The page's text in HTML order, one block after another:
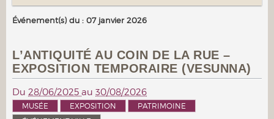
Événement(s) du : 07 janvier 2026
L’ANTIQUITÉ AU COIN DE LA RUE –
EXPOSITION TEMPORAIRE (VESUNNA)
Du 28/06/2025 au 30/08/2026
MUSÉE EXPOSITION
PATRIMOINE